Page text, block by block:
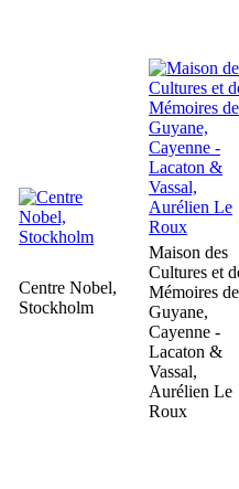
Centre Nobel,
Stockholm
Maison des
Cultures et
Mémoires de
Guyane,
Cayenne -
Lacaton &
Vassal,
Aurélien Le
Roux